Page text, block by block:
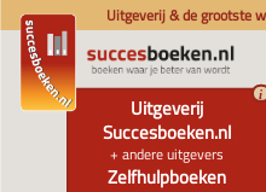
Uitgeverij & de grootste
Uitgeverij
Succesboeken.nl
+ andere uitgevers
Zelfhulpboeken
i